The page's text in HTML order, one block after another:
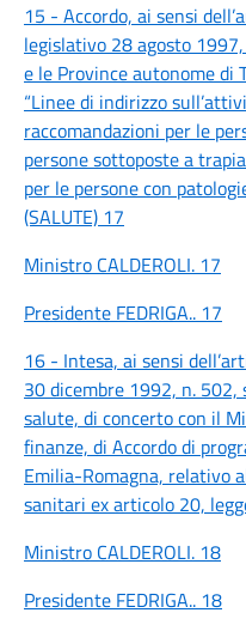
15 - Accordo, ai sensi
legislativo 28 agosto
e le Province autonome di
“Linee di indirizzo
raccomandazioni per le
persone sottoposte a
per le persone con
(SALUTE) 17
Ministro CALDEROLI. 17
Presidente FEDRIGA.. 17
16 - Intesa, ai sensi
30 dicembre 1992, n.
salute, di concerto con il
finanze, di Accordo di
Emilia-Romagna, relativo
sanitari ex articolo 20,
Ministro CALDEROLI. 18
Presidente FEDRIGA.. 18